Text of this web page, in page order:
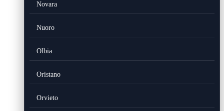
Novara
Nuoro
Olbia
Oristano
Orvieto